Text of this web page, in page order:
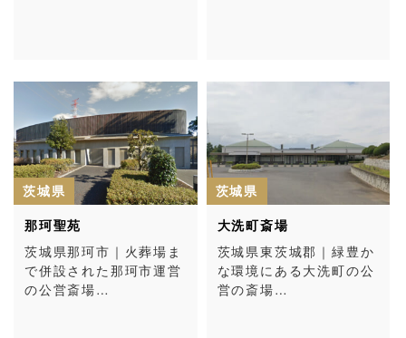
茨城県
那珂聖苑
茨城県那珂市｜火葬場ま
で併設された那珂市運営
の公営斎場…
茨城県
大洗町斎場
茨城県東茨城郡｜緑豊か
な環境にある大洗町の公
営の斎場…